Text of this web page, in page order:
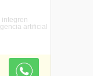
artificial